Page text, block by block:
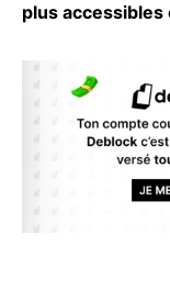
plus accessibles